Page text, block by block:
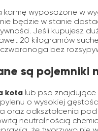
karmę wyposażone w
będzie w stanie
Jeśli kupujesz
20 kilogramów
bez
są pojemniki
kota lub psa znajdujące
o wysokiej
oraz odkształcenia
neutralnością